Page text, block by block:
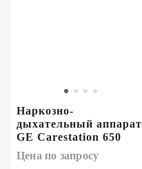
Наркозно-
дыхательный аппарат
GE Carestation 650
Цена по запросу